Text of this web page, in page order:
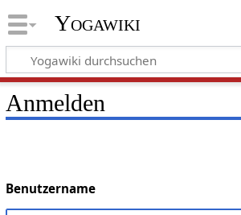
Yogawiki
Anmelden
Benutzername